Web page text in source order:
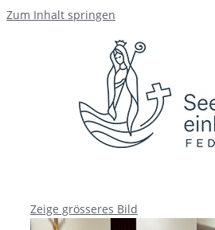
Zum Inhalt springen
Zeige grösseres Bild